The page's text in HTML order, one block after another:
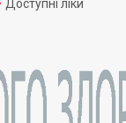
Доступні ліки